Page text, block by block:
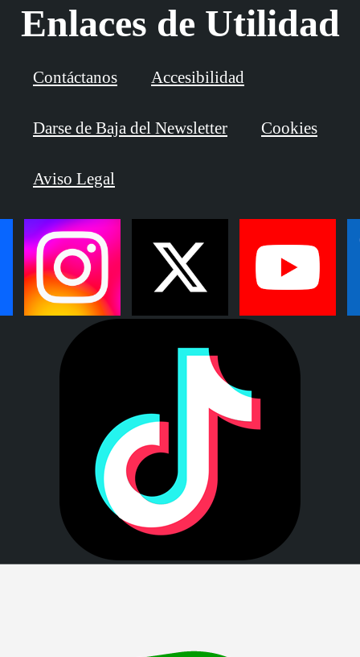
Enlaces de Utilidad
Contáctanos Accesibilidad
Darse de Baja del Newsletter Cookies
Aviso Legal